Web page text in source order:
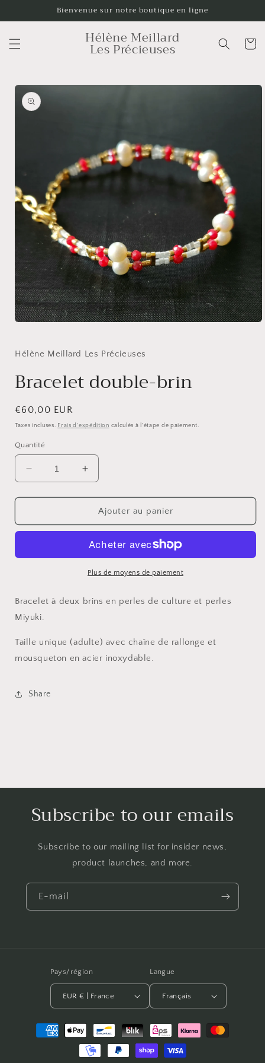
au
Bienvenue sur notre boutique en ligne
Hélène Meillard
Les Précieuses Panier
Passer aux
informations
produits
1
fenêtre
modale
Hélène Meillard Les Précieuses
Bracelet double-brin
Prix
habituel
€60,00 EUR
Taxes incluses. Frais d'expédition calculés à l'étape de paiement.
Quantité
Réduire
la
quantité
Bracelet
Augmenter
la
quantité
Bracelet
brin
Ajouter au panier
Plus de moyens de paiement
Bracelet à deux brins en perles de culture et perles
Miyuki.
Taille unique (adulte) avec chaîne de rallonge et
mousqueton en acier inoxydable.
Share
Subscribe to our emails
Subscribe to our mailing list for insider news,
product launches, and more.
E-mail
Pays/région
EUR € | France
Langue
Français
Moyens